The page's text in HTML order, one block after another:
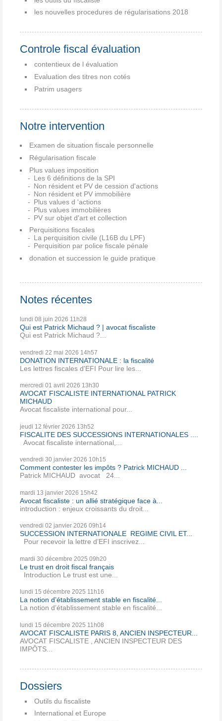
les nouvelles procedures de régularisations 2018
Controle fiscal évaluation
contentieux de l évaluation
Evaluation des titres non cotés
Patrim usagers
Notre intervention
Examen de situation fiscale personnelle
Régularisation fiscale
Plus values imposition
Les 6 définitions de la SPI
Non résident et PV de cession d'actions
Non résident et PV immobilière
Plus values d 'actions
Plus values immobilières
PV sur objet d'art et collection
Perquisitions fiscales
La perquisition civile (L16B du LPF)
Perquisition par police fiscale pénale
donation et succession le guide pratique
Notes récentes
lundi 08 juin 2026 11h28
Qui est Patrick Michaud ? | avocat fiscaliste
Qui est Patrick Michaud ?...
vendredi 22 mai 2026 14h57
DONATION INTERNATIONALE : la fiscalité
Les lettres fiscales d'EFI Pour lire les...
mercredi 01 avril 2026 13h30
AVOCAT FISCALISTE INTERNATIONAL PATRICK
MICHAUD
Avocat fiscaliste international pour...
jeudi 12 février 2026 13h52
FISCALITE DES SUCCESSIONS INTERNATIONALES ....
Avocat fiscaliste international,...
vendredi 30 janvier 2026 10h15
Comment contester les impôts ? Patrick MICHAUD ...
Patrick MICHAUD avocat 24...
mardi 13 janvier 2026 15h42
Avocat fiscaliste : un allié stratégique face à...
introduction : enjeux croissants du droit...
vendredi 02 janvier 2026 09h14
SUCCESSION INTERNATIONALE REGIME CIVIL ET...
Pour recevoir la lettre d’EFI inscrivez...
mardi 30 décembre 2025 09h20
Le trust en droit fiscal français
Introduction Le trust est une...
lundi 15 décembre 2025 11h16
La notion d’établissement stable en fiscalité...
La notion d’établissement stable en fiscalité...
lundi 15 décembre 2025 11h08
AVOCAT FISCALISTE PARIS 8, ANCIEN INSPECTEUR...
AVOCAT FISCALISTE , ANCIEN INSPECTEUR DES
IMPÔTS...
Dossiers
Outils du fiscaliste
International et Europe